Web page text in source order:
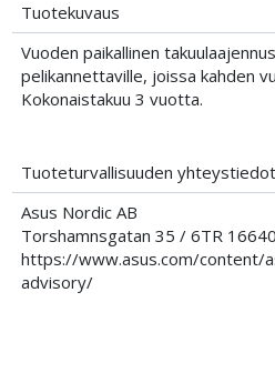
Tuotekuvaus
Vuoden paikallinen
pelikannettaville, joissa kahden
Kokonaistakuu 3 vuotta.
Tuoteturvallisuuden yhteystiedot
Asus Nordic AB
Torshamnsgatan 35 / 6TR
https://www.asus.com/content/
advisory/